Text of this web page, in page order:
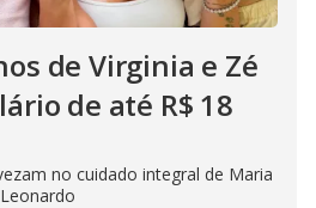
de Virginia e Zé
de até R$ 18
no cuidado integral de Maria